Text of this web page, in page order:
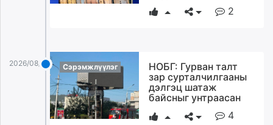
2
2026/08/03 Сэрэмжлүүлэг
НОБГ: Гурван талт
зар сурталчилгааны
дэлгэц шатаж
байсныг унтраасан
4